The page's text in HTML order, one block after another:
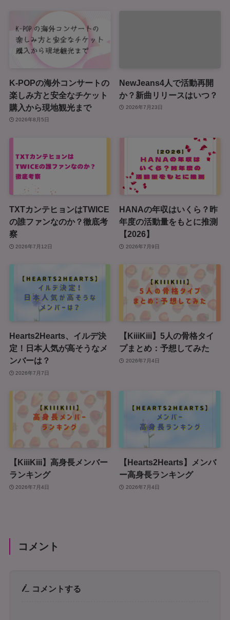
K-POPの海外コンサートの
楽しみ方と安全なチケット
購入から現地観光まで
2026年8月5日
NewJeans4人で活動再開
か？新曲リリースはいつ？
2026年7月23日
TXTカンテヒョンはTWICE
の誰ファンなのか？徹底考
察
2026年7月12日
HANAの年収はいくら？昨
年度の活動量をもとに推測
【2026】
2026年7月9日
Hearts2Hearts、イルデ決
定！日本人気が高そうなメ
ンバーは？
2026年7月7日
【KiiiKiii】5人の骨格タイ
プまとめ：予想してみた
2026年7月4日
【KiiiKiii】高身長メンバー
ランキング
2026年7月4日
【Hearts2Hearts】メンバ
ー高身長ランキング
2026年7月4日
コメント
コメントする